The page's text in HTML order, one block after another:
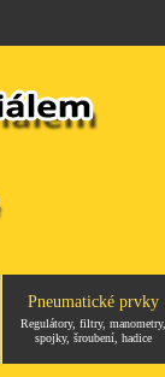
Pneumatické prvky
Regulátory, filtry, manometry,
spojky, šroubení, hadice